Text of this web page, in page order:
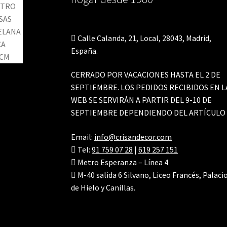
Calle Calanda, 21, Local, 28043, Madrid,
España.
CERRADO POR VACACIONES HASTA EL 2 DE
SEPTIEMBRE. LOS PEDIDOS RECIBIDOS EN
WEB SE SERVIRÁN A PARTIR DEL 9-10 DE
SEPTIEMBRE DEPENDIENDO DEL ARTÍCULO
Email: info@crisandecor.com
Tel:91 759 07 28 |619 257 151
Metro Esperanza – Línea 4
M-40 salida 6 Silvano, Liceo Francés,
de Hielo y Canillas.